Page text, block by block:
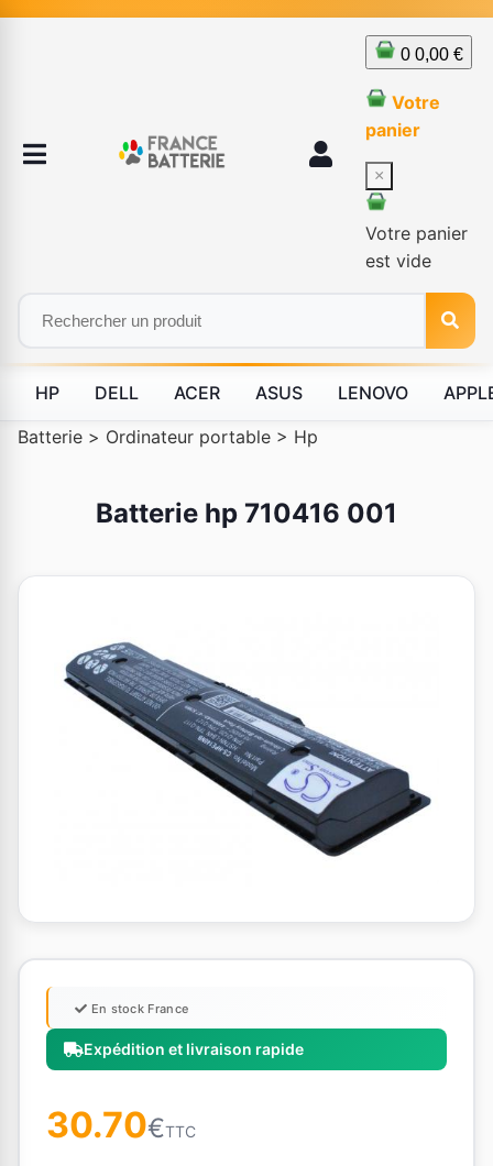
0 0,00 €
Votre
panier
×
Votre panier
est vide
HP DELL ACER ASUS LENOVO
Batterie > Ordinateur portable > Hp
Batterie hp 710416 001
Expédition et livraison rapide
En stock France
30.70€TTC